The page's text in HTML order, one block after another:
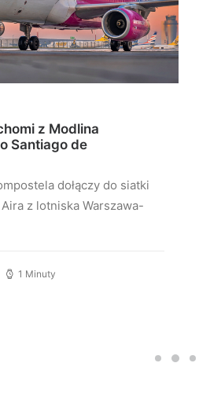
z Modlina
Santiago de
dołączy do siatki
z lotniska Warszawa-
1 Minuty